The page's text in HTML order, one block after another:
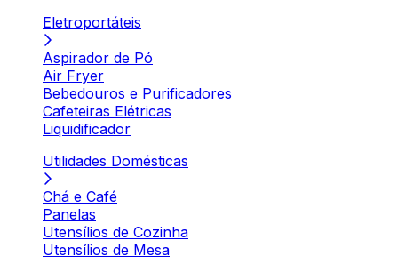
Eletroportáteis
Aspirador de Pó
Air Fryer
Bebedouros e Purificadores
Cafeteiras Elétricas
Liquidificador
Utilidades Domésticas
Chá e Café
Panelas
Utensílios de Cozinha
Utensílios de Mesa